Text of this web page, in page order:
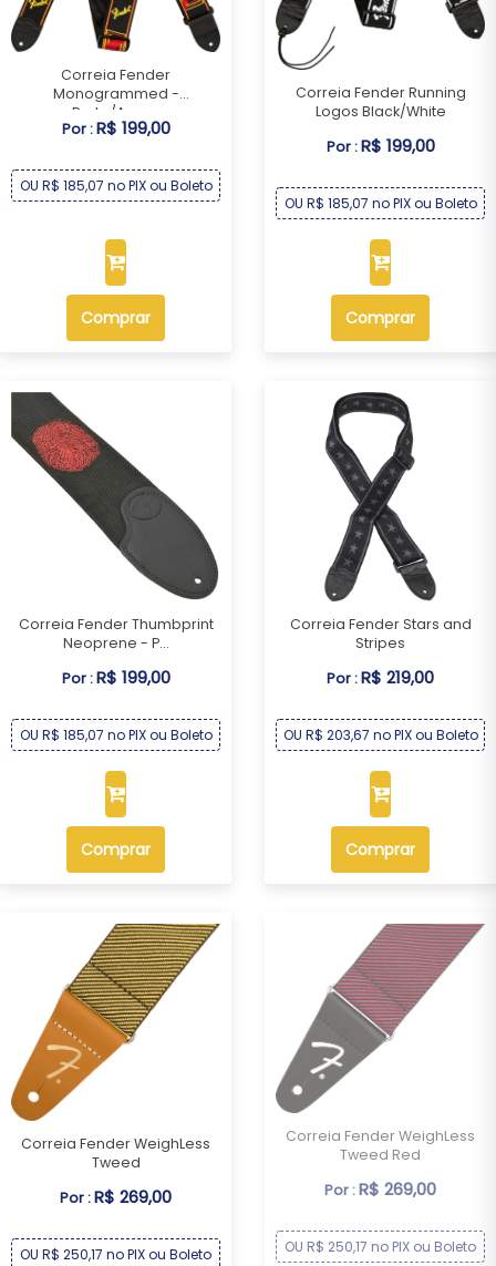
Correia Fender
Monogrammed -
Preta/Ama...
Por :R$ 199,00
OU R$ 185,07 no PIX ou Boleto
Comprar
Correia Fender Running
Logos Black/White
Por :R$ 199,00
OU R$ 185,07 no PIX ou Boleto
Comprar
Correia Fender Thumbprint
Neoprene - P...
Por :R$ 199,00
OU R$ 185,07 no PIX ou Boleto
Comprar
Correia Fender Stars and
Stripes
Por :R$ 219,00
OU R$ 203,67 no PIX ou Boleto
Comprar
Correia Fender WeighLess
Tweed
Por :R$ 269,00
OU R$ 250,17 no PIX ou Boleto
Correia Fender WeighLess
Tweed Red
Por :R$ 269,00
OU R$ 250,17 no PIX ou Boleto